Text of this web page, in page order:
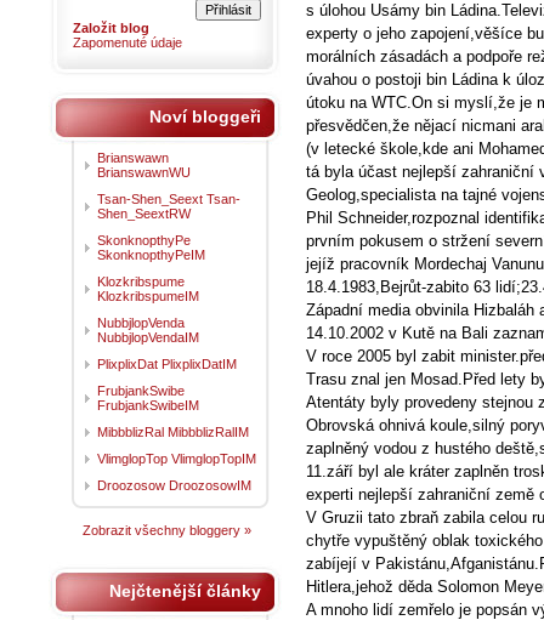
s úlohou Usámy bin
experty o jeho zapojení,věšíce
morálních zásadách a podpoře
úvahou o postoji bin Ládina k
útoku na WTC.On si myslí,že je
přesvědčen,že nějací nicmani
(v letecké škole,kde ani
tá byla účast nejlepší zahraniční
Geolog,specialista na tajné
Phil Schneider,rozpoznal
prvním pokusem o stržení
jejíž pracovník Mordechaj
18.4.1983,Bejrůt-zabito 63
Západní media obvinila Hizbaláh
14.10.2002 v Kutě na Bali
V roce 2005 byl zabit
Trasu znal jen Mosad.Před lety
Atentáty byly provedeny stejnou
Obrovská ohnivá koule,silný
zaplněný vodou z hustého
11.září byl ale kráter zaplněn
experti nejlepší zahraniční země
V Gruzii tato zbraň zabila celou
chytře vypuštěný oblak
zabíjejí v
Hitlera,jehož děda Solomon
A mnoho lidí zemřelo je popsán
Založit blog
Zapomenuté údaje
Noví bloggeři
Brianswawn
BrianswawnWU
Tsan-Shen_Seext Tsan-
Shen_SeextRW
SkonknopthyPe
SkonknopthyPeIM
Klozkribspume
KlozkribspumeIM
NubbjlopVenda
NubbjlopVendaIM
PlixplixDat PlixplixDatIM
FrubjankSwibe
FrubjankSwibeIM
MibbblizRal MibbblizRalIM
VlimglopTop VlimglopTopIM
Droozosow DroozosowIM
Zobrazit všechny bloggery »
Nejčtenější články